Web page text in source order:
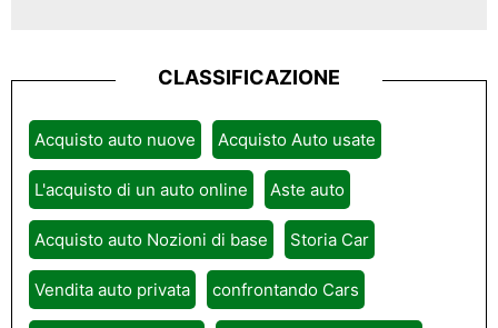
CLASSIFICAZIONE
Acquisto auto nuove Acquisto Auto usate
L'acquisto di un auto online Aste auto
Acquisto auto Nozioni di base Storia Car
Vendita auto privata confrontando Cars